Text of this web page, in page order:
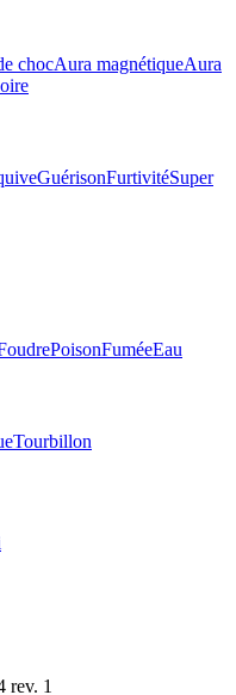
chocAura magnétiqueAura
GuérisonFurtivitéSuper
PoisonFuméeEau
Tourbillon
rev. 1